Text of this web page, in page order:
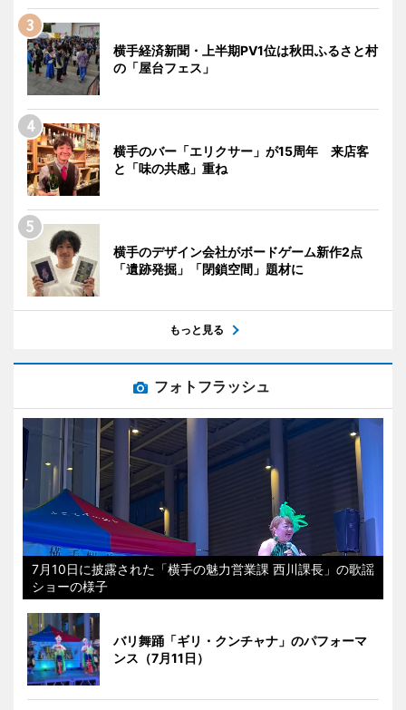
横手経済新聞・上半期PV1位は秋田ふるさと村
の「屋台フェス」
横手のバー「エリクサー」が15周年 来店客
と「味の共感」重ね
横手のデザイン会社がボードゲーム新作2点
「遺跡発掘」「閉鎖空間」題材に
もっと見る
フォトフラッシュ
7月10日に披露された「横手の魅力営業課 西川課長」の歌謡
ショーの様子
バリ舞踊「ギリ・クンチャナ」のパフォーマ
ンス（7月11日）